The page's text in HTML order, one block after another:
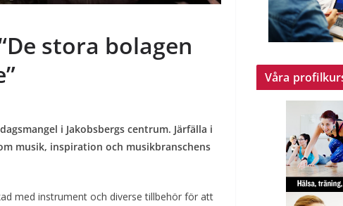
stora bolagen
i Jakobsbergs centrum. Järfälla i
musik, inspiration och musikbranschens
med instrument och diverse tillbehör för att
Våra